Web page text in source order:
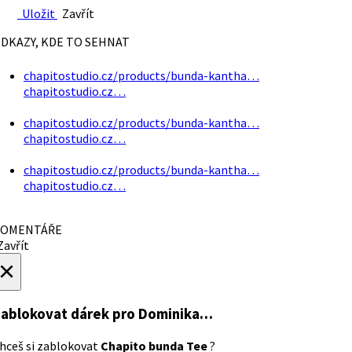
Uložit Zavřít
KDE TO SEHNAT
chapitostudio.cz/products/bunda-kantha…
chapitostudio.cz…
chapitostudio.cz/products/bunda-kantha…
chapitostudio.cz…
chapitostudio.cz/products/bunda-kantha…
chapitostudio.cz…
dárek pro Dominika…
si zablokovat Chapito bunda Tee?